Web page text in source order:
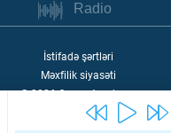
Radio
İstifadə şərtləri
Məxfilik siyasəti
©2026Quran Academy